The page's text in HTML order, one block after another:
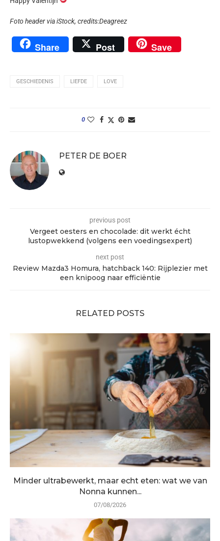
Foto header via iStock, credits:Deagreez
Share Post Save
GESCHIEDENIS LIEFDE LOVE
0
PETER DE BOER
previous post
Vergeet oesters en chocolade: dit werkt écht
lustopwekkend (volgens een voedingsexpert)
next post
Review Mazda3 Homura, hatchback 140: Rijplezier met
een knipoog naar efficiëntie
RELATED POSTS
Minder ultrabewerkt, maar echt eten: wat we van
Nonna kunnen...
07/08/2026